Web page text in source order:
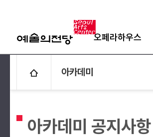
오페라하우스
아카데미
아카데미 공지사항